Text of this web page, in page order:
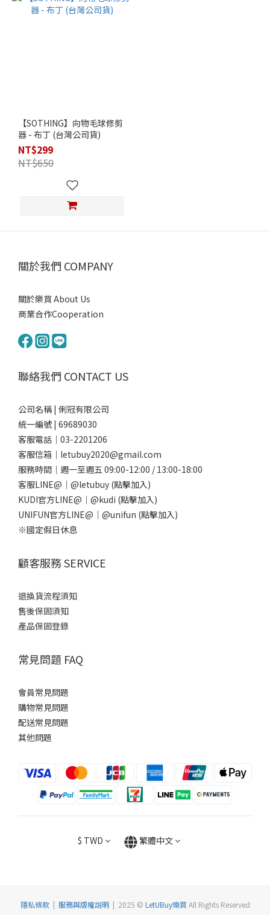
【SOTHING】向物毛球修剪
器 - 布丁 (台灣公司貨)
NT$299
NT$650
關於我們 COMPANY
關於樂買 About Us
商業合作Cooperation
聯絡我們 CONTACT US
公司名稱 | 俐冠有限公司
統一編號 | 69689030
客服電話｜03-2201206
客服信箱｜letubuy2020@gmail.com
服務時間｜週一至週五 09:00-12:00 / 13:00-18:00
客服LINE@｜ @letubuy (點擊加入)
KUDI官方LINE@｜ @kudi (點擊加入)
UNIFUN官方LINE@｜ @unifun (點擊加入)
※國定假日休息
顧客服務 SERVICE
退換貨流程須知
售後保固須知
產品保固登錄
常見問題 FAQ
會員常見問題
購物常見問題
配送常見問題
其他問題
$ TWD 繁體中文
隱私條款| 服務與版權說明| 2025 © LetUBuy樂買 All Rights Reserved